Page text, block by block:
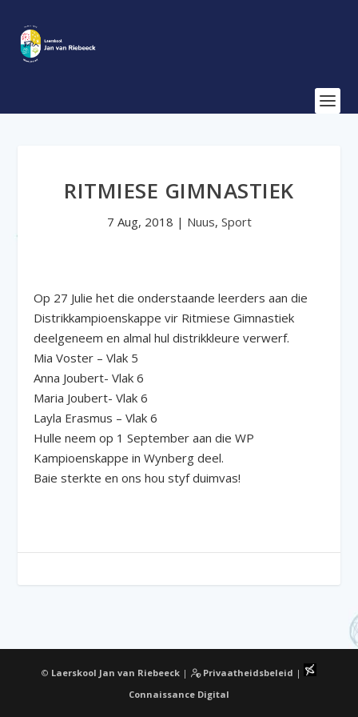
RITMIESE GIMNASTIEK
7 Aug, 2018 | Nuus, Sport
Op 27 Julie het die onderstaande leerders aan die
Distrikkampioenskappe vir Ritmiese Gimnastiek
deelgeneem en almal hul distrikkleure verwerf.
Mia Voster – Vlak 5
Anna Joubert- Vlak 6
Maria Joubert- Vlak 6
Layla Erasmus – Vlak 6
Hulle neem op 1 September aan die WP
Kampioenskappe in Wynberg deel.
Baie sterkte en ons hou styf duimvas!
© Laerskool Jan van Riebeeck| Privaatheidsbeleid |
Connaissance Digital